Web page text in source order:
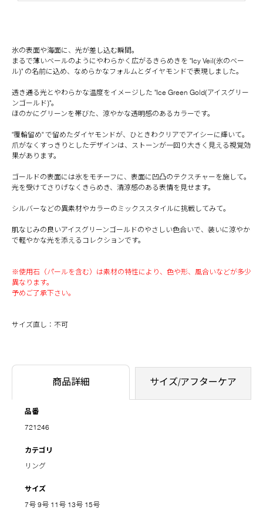
氷の表面や海面に、光が差し込む瞬間。
まるで薄いベールのようにやわらかく広がるきらめきを "Icy Veil(氷のベー
ル)" の名前に込め、なめらかなフォルムとダイヤモンドで表現しました。
透き通る光とやわらかな温度をイメージした "Ice Green Gold(アイスグリー
ンゴールド)"。
ほのかにグリーンを帯びた、涼やかな透明感のあるカラーです。
"覆輪留め" で留めたダイヤモンドが、ひときわクリアでアイシーに輝いて。
爪がなくすっきりとしたデザインは、ストーンが一回り大きく見える視覚効
果があります。
ゴールドの表面には氷をモチーフに、表面に凹凸のテクスチャーを施して。
光を受けてさりげなくきらめき、清涼感のある表情を見せます。
シルバーなどの異素材やカラーのミックススタイルに挑戦してみて。
肌なじみの良いアイスグリーンゴールドのやさしい色合いで、装いに涼やか
で軽やかな光を添えるコレクションです。
※使用石（パールを含む）は素材の特性により、色や形、風合いなどが多少
異なります。
予めご了承下さい。
サイズ直し：不可
商品詳細 サイズ/アフターケア
品番
721246
カテゴリ
リング
サイズ
7号 9号 11号 13号 15号